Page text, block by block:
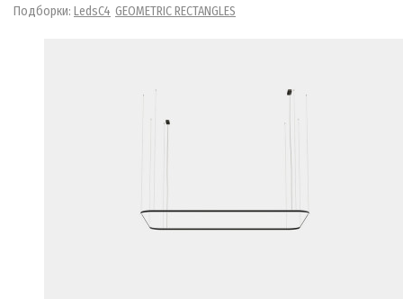
Подборки: LedsC4 GEOMETRIC RECTANGLES